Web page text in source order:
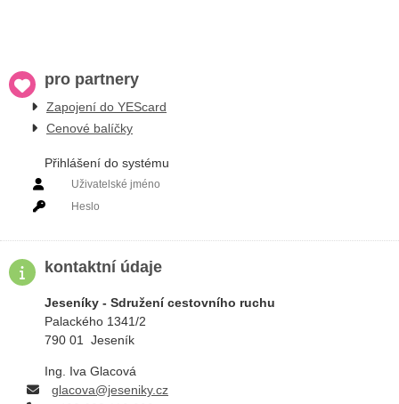
pro partnery
Zapojení do YEScard
Cenové balíčky
Přihlášení do systému
kontaktní údaje
Jeseníky - Sdružení cestovního ruchu
Palackého 1341/2
790 01 Jeseník
Ing. Iva Glacová
glacova@jeseniky.cz